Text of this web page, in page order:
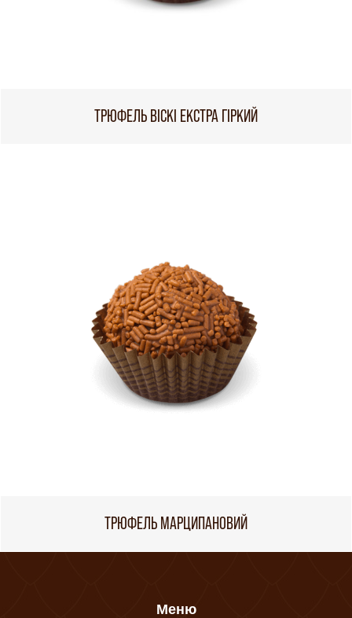
ТРЮФЕЛЬ ВІСКІ ЕКСТРА ГІРКИЙ
ТРЮФЕЛЬ МАРЦИПАНОВИЙ
Меню